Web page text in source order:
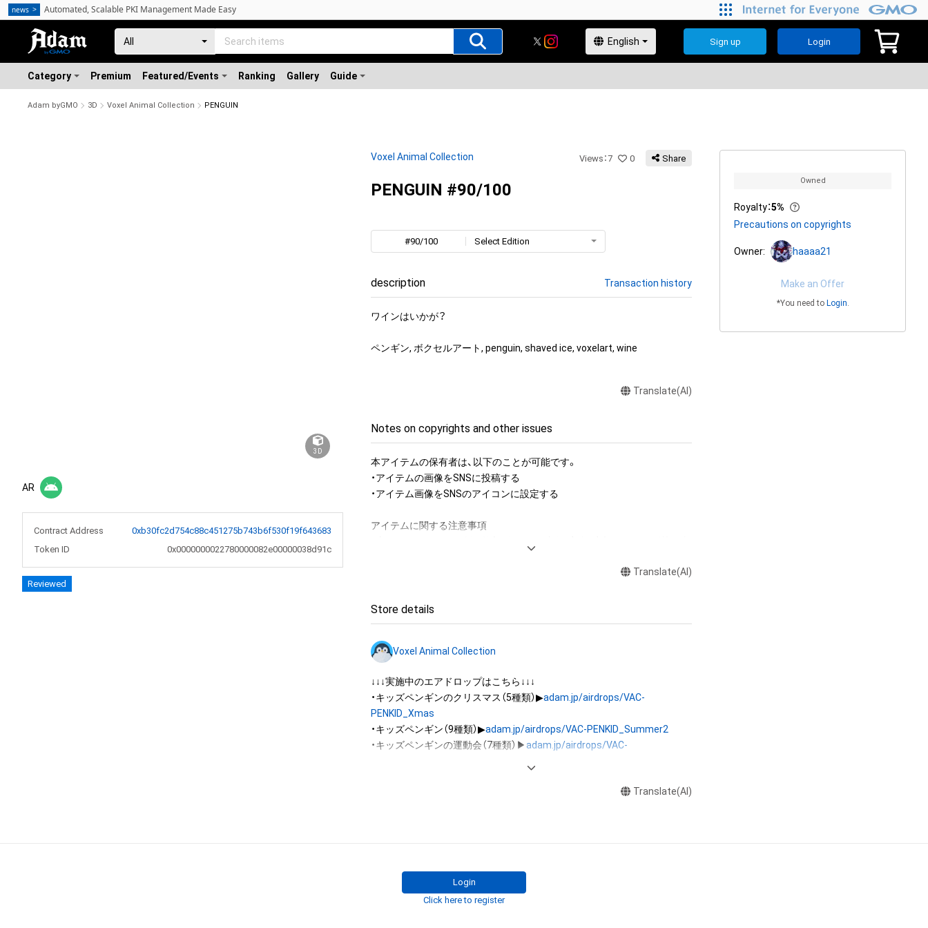
Sign up Login
Category Premium Featured/Events Ranking Gallery Guide
Adam byGMO 3D Voxel Animal Collection PENGUIN
3D
AR
Contract Address
0xb30fc2d754c88c451275b743b6f530f19f643683
Token ID
0x0000000022780000082e00000038d91c
Reviewed
Voxel Animal Collection Views ：7 0 Share
PENGUIN #90/100
#90/100 Select Edition
description Transaction history
ワインはいかが？
ペンギン, ボクセルアート, penguin, shaved ice, voxelart, wine
Translate(AI)
Notes on copyrights and other issues
本アイテムの保有者は、以下のことが可能です。
・アイテムの画像をSNSに投稿する
・アイテム画像をSNSのアイコンに設定する
アイテムに関する注意事項
用新案権、商標権、意匠権その他の知的財産権(それらの権利を取得し、又は
は、本アイテムの著作権を有する方、著作隣接権の権利者またはその管理委
することを意味しません。
を受けている者からの事前の同意なしに、上記の「本アイテムの保有者が有
する権利」の範囲を超えた行為、知的財産権を侵害するおそれのある行為
(改変、公開、配布、逆コンパイル、リバースエンジニアリングを含みますが、
これに限定されません。)を行うことはできません。
・本アイテムに関する創作物の利用については、公序良俗や法令に反する利
用またはその恐れのある利用など、作成者が不適切であると判断した場合、
Translate(AI)
Store details
Voxel Animal Collection
↓↓↓実施中のエアドロップはこちら↓↓↓
・キッズペンギンのクリスマス（5種類）▶adam.jp/airdrops/VAC-
PENKID_Xmas
・キッズペンギン（9種類）▶adam.jp/airdrops/VAC-PENKID_Summer2
・キッズペンギンの運動会（7種類）▶ adam.jp/airdrops/VAC-
・お正月（5種類）▶adam.jp/airdrops/VAC-NY2024
Translate(AI)
Owned
Royalty：5%
Precautions on copyrights
Owner: haaaa21
Make an Offer
*You need to Login.
Login
Click here to register
news Automated, Scalable PKI Management Made Easy